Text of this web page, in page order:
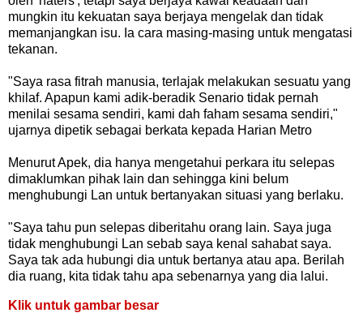
mungkin itu kekuatan saya berjaya mengelak dan tidak
memanjangkan isu. Ia cara masing-masing untuk mengatasi
tekanan.
"Saya rasa fitrah manusia, terlajak melakukan sesuatu yang
khilaf. Apapun kami adik-beradik Senario tidak pernah
menilai sesama sendiri, kami dah faham sesama sendiri,"
ujarnya dipetik sebagai berkata kepada Harian Metro
Menurut Apek, dia hanya mengetahui perkara itu selepas
dimaklumkan pihak lain dan sehingga kini belum
menghubungi Lan untuk bertanyakan situasi yang berlaku.
"Saya tahu pun selepas diberitahu orang lain. Saya juga
tidak menghubungi Lan sebab saya kenal sahabat saya.
Saya tak ada hubungi dia untuk bertanya atau apa. Berilah
dia ruang, kita tidak tahu apa sebenarnya yang dia lalui.
Klik untuk gambar besar